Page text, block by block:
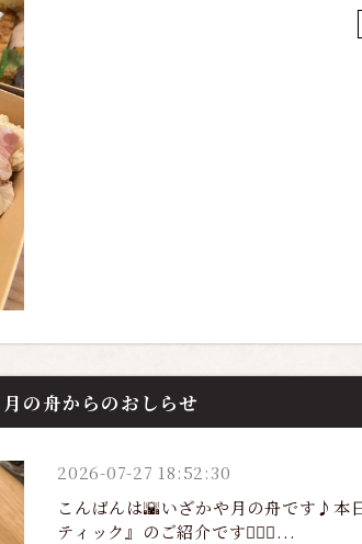
月の舟からのおしらせ
2026-07-27 18:52:30
こんばんは🌇いざかや月の舟です♪本
ティック』のご紹介です💁🏻‍♀️...